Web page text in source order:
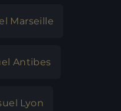
Marseille
Antibes
Lyon